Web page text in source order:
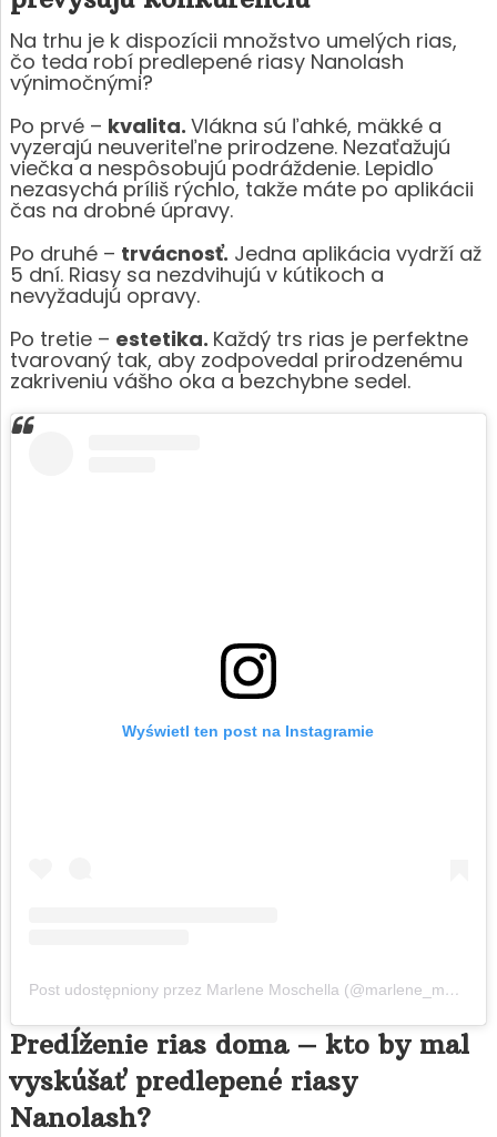
Na trhu je k dispozícii množstvo umelých rias,
čo teda robí predlepené riasy Nanolash
výnimočnými?
Po prvé – kvalita. Vlákna sú ľahké, mäkké a
vyzerajú neuveriteľne prirodzene. Nezaťažujú
viečka a nespôsobujú podráždenie. Lepidlo
nezasychá príliš rýchlo, takže máte po aplikácii
čas na drobné úpravy.
Po druhé – trvácnosť. Jedna aplikácia vydrží až
5 dní. Riasy sa nezdvihujú v kútikoch a
nevyžadujú opravy.
Po tretie – estetika. Každý trs rias je perfektne
tvarovaný tak, aby zodpovedal prirodzenému
zakriveniu vášho oka a bezchybne sedel.
Wyświetl ten post na Instagramie
Post udostępniony przez Marlene Moschella (@marlene_moschella)
Predĺženie rias doma – kto by mal
vyskúšať predlepené riasy
Nanolash?